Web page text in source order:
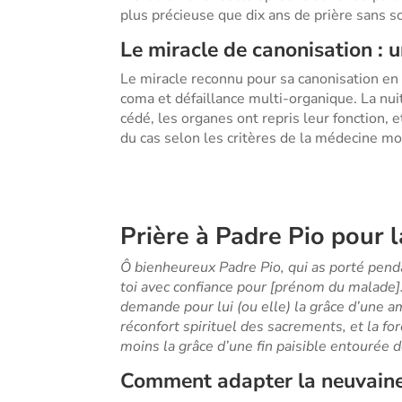
plus précieuse que dix ans de prière sans
Le miracle de canonisation :
Le miracle reconnu pour sa canonisation
coma et défaillance multi-organique. La
cédé, les organes ont repris leur fonction,
du cas selon les critères de la médecine
Prière à Padre Pio pour
Ô bienheureux Padre Pio, qui as porté
toi avec confiance pour [prénom du
demande pour lui (ou elle) la grâce d’une
réconfort spirituel des sacrements, et la
moins la grâce d’une fin paisible entourée
Comment adapter la